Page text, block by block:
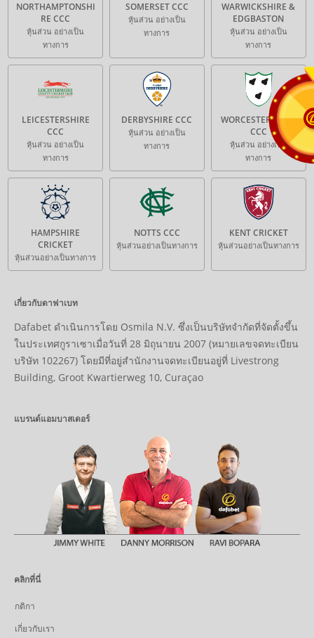
การย้ายเงินและและค่าธรรมเนียมการโอนเงินที่เพิ่มในบัญชีของ
สมาชิกจะไม่ถูกนับเป็นส่วนหนึ่งของยอดฝากที่กำหนดไวสำหรับ
โปรโมชั่นนี้
เงินรางวัลใดๆจากการหมุนฟรีสปินมียอดเทิร์น 10 เท่าก่อนการถอน
วางเดิมพันทั้งหมดในคาสิโนจะได้รับพิจารณาในการนับยอดเทิร์น
a. 100%: Slots, Scratchcards, Hi-Lo, Keno, Bingo, Lottery,
Money Wheel, Live Game shows
b. 20%: Roulette, Blackjack, Pontoon, Video Poker
c. 5%: Baccarat, Andar Bahar, Teen Patti, Crash Games,
Craps, Sic Bo, Dragon Tiger, Fan Tan, Table Poker
d. 0%: Savage Jungle, Shields of Rome, Wild Lava, Streak of
Luck, Tip Top Totems, and Midnight Wilds.
สมาชิกมีสิทธิ์ใช้บัญชีการใช้งานเดียวเท่านั้นหากทางเราพบว่า
สมาชิกมีหลายบัญชีการใช้งาน และ/หรือแสดงพฤติกรรมใช้โบนัส
ในทางมิชอบ ทางเราจะระงับการใช้งานทันที โดยไม่อนุญาตให้
ถอนเงิน
ดาฟาเบทมีสิทธิ์เปลี่ยนแปลง ยกเลิก ยุติ หรือระงับโปรโมชั่นนี้ได้
ตามดุลยพินิจของเรา
การตัดสินของดาฟาเบทถือเป็นที่สิ้นสุด
ดาฟาเบทใช้กติกาเดียวกับ "
ข้อกำหนดและเงื่อนไข
NORTHAMPTONSHI
RE CCC
หุ้นส่วน อย่างเป็น
ทางการ
SOMERSET CCC
หุ้นส่วน อย่างเป็น
ทางการ
WARWICKSHIRE &
EDGBASTON
หุ้นส่วน อย่างเป็น
ทางการ
LEICESTERSHIRE
CCC
หุ้นส่วน อย่างเป็น
ทางการ
DERBYSHIRE CCC
หุ้นส่วน อย่างเป็น
ทางการ
WORCESTERSHIRE
CCC
หุ้นส่วน อย่างเป็น
ทางการ
HAMPSHIRE
CRICKET
หุ้นส่วนอย่างเป็นทางการ
NOTTS CCC
หุ้นส่วนอย่างเป็นทางการ
KENT CRICKET
หุ้นส่วนอย่างเป็นทางการ
เกี่ยวกับดาฟาเบท
Dafabet ดำเนินการโดย Osmila N.V. ซึ่งเป็นบริษัทจำกัดที่จัดตั้งขึ้น
ในประเทศกูราเซาเมื่อวันที่ 28 มิถุนายน 2007 (หมายเลขจดทะเบียน
บริษัท 102267) โดยมีที่อยู่สำนักงานจดทะเบียนอยู่ที่ Livestrong
Building, Groot Kwartierweg 10, Curaçao
แบรนด์แอมบาสเดอร์
คลิกที่นี่
กติกา
เกี่ยวกับเรา